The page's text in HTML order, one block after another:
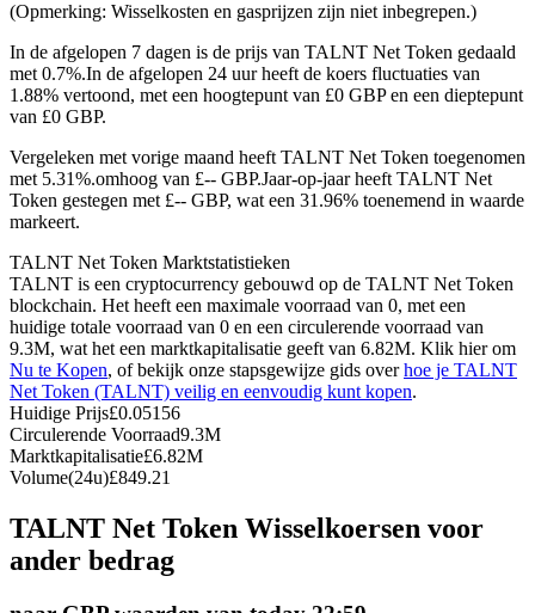
USDC-futures
Futures met USDC als onderpand
Kopiëren Handel
Sluit je aan bij top traders
(Opmerking: Wisselkosten en gasprijzen zijn niet inbegrepen.)
In de afgelopen 7 dagen is de prijs van TALNT Net Token gedaald
met 0.7%.In de afgelopen 24 uur heeft de koers fluctuaties van
1.88% vertoond, met een hoogtepunt van £0 GBP en een dieptepunt
van £0 GBP.
Vergeleken met vorige maand heeft TALNT Net Token toegenomen
met 5.31%.omhoog van £-- GBP.Jaar-op-jaar heeft TALNT Net
Token gestegen met £-- GBP, wat een 31.96% toenemend in waarde
markeert.
TALNT Net Token Marktstatistieken
TALNT is een cryptocurrency gebouwd op de TALNT Net Token
blockchain. Het heeft een maximale voorraad van 0, met een
huidige totale voorraad van 0 en een circulerende voorraad van
9.3M, wat het een marktkapitalisatie geeft van 6.82M. Klik hier om
Nu te Kopen, of bekijk onze stapsgewijze gids overhoe je TALNT
Net Token (TALNT) veilig en eenvoudig kunt kopen.
Huidige Prijs£0.05156
Circulerende Voorraad9.3M
Marktkapitalisatie£6.82M
Volume(24u)£849.21
TALNT Net Token Wisselkoersen voor
ander bedrag